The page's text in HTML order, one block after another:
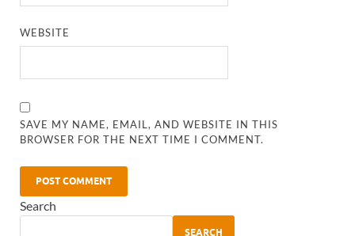
WEBSITE
SAVE MY NAME, EMAIL, AND WEBSITE IN THIS
BROWSER FOR THE NEXT TIME I COMMENT.
Search
SEARCH